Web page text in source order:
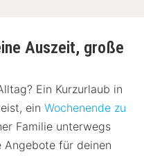
Auszeit, große
Ein Kurzurlaub in
ein Wochenende zu
Familie unterwegs
für deinen